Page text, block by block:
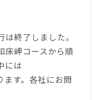
終了しました。
床岬コースから順
には
ます。各社にお問